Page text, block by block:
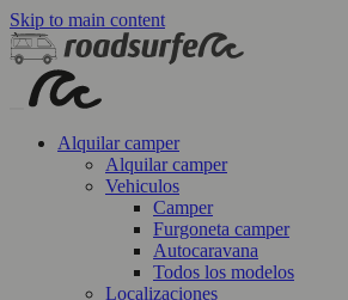
Skip to main content
Alquilar camper
Alquilar camper
Vehiculos
Camper
Furgoneta camper
Autocaravana
Todos los modelos
Localizaciones